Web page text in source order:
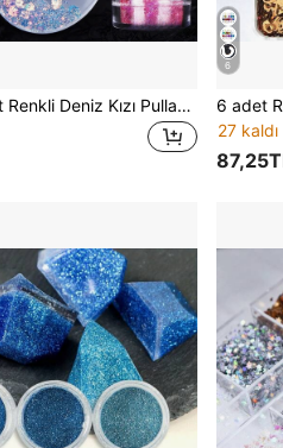
6 Parça/Set Renkli Deniz Kızı Pulları, Silikon Kalıp Doldurmaya Uygun, Aurora Parıltısı, Epoksi Reçine Doldurmaya Uygun, El Yapımı Kendin Yap Takı Yapım Malzemeleri
6
27 kaldı